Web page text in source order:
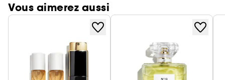
Vous aimerez aussi